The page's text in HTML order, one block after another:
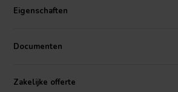
Product details
von einem Vollbereichslautsprecher wünschen
klare Mitten und ausgewogene, erweiterte
Eigenschaften
Documenten
Zakelijke offerte